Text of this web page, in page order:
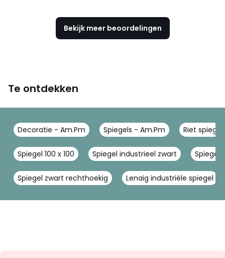
Bekijk meer beoordelingen
Te ontdekken
Decoratie - Am.Pm Spiegels - Am.Pm Riet spiegel
Spiegel 100 x 100 Spiegel industrieel zwart Spiegel
Spiegel zwart rechthoekig Lenaig industriële spiegel